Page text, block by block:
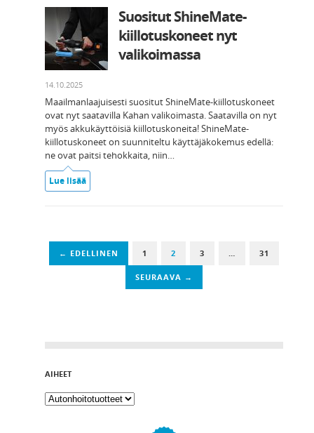
Suositut ShineMate-
kiillotuskoneet nyt
valikoimassa
14.10.2025
Maailmanlaajuisesti suositut ShineMate-kiillotuskoneet
ovat nyt saatavilla Kahan valikoimasta. Saatavilla on nyt
myös akkukäyttöisiä kiillotuskoneita! ShineMate-
kiillotuskoneet on suunniteltu käyttäjäkokemus edellä:
ne ovat paitsi tehokkaita, niin…
Lue lisää
← EDELLINEN 1 2 3 … 31
SEURAAVA →
AIHEET